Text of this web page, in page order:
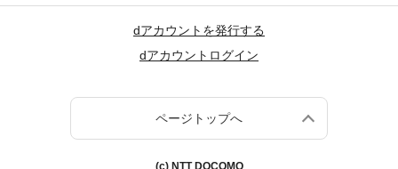
dアカウントを発行する
dアカウントログイン
ページトップへ